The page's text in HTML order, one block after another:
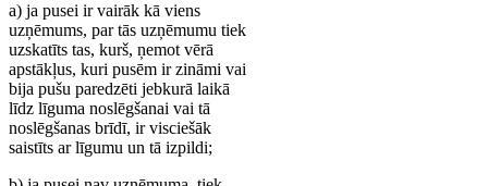
a) ja pusei ir vairāk kā viens
uzņēmums, par tās uzņēmumu tiek
uzskatīts tas, kurš, ņemot vērā
apstākļus, kuri pusēm ir zināmi vai
bija pušu paredzēti jebkurā laikā
līdz līguma noslēgšanai vai tā
noslēgšanas brīdī, ir visciešāk
saistīts ar līgumu un tā izpildi;